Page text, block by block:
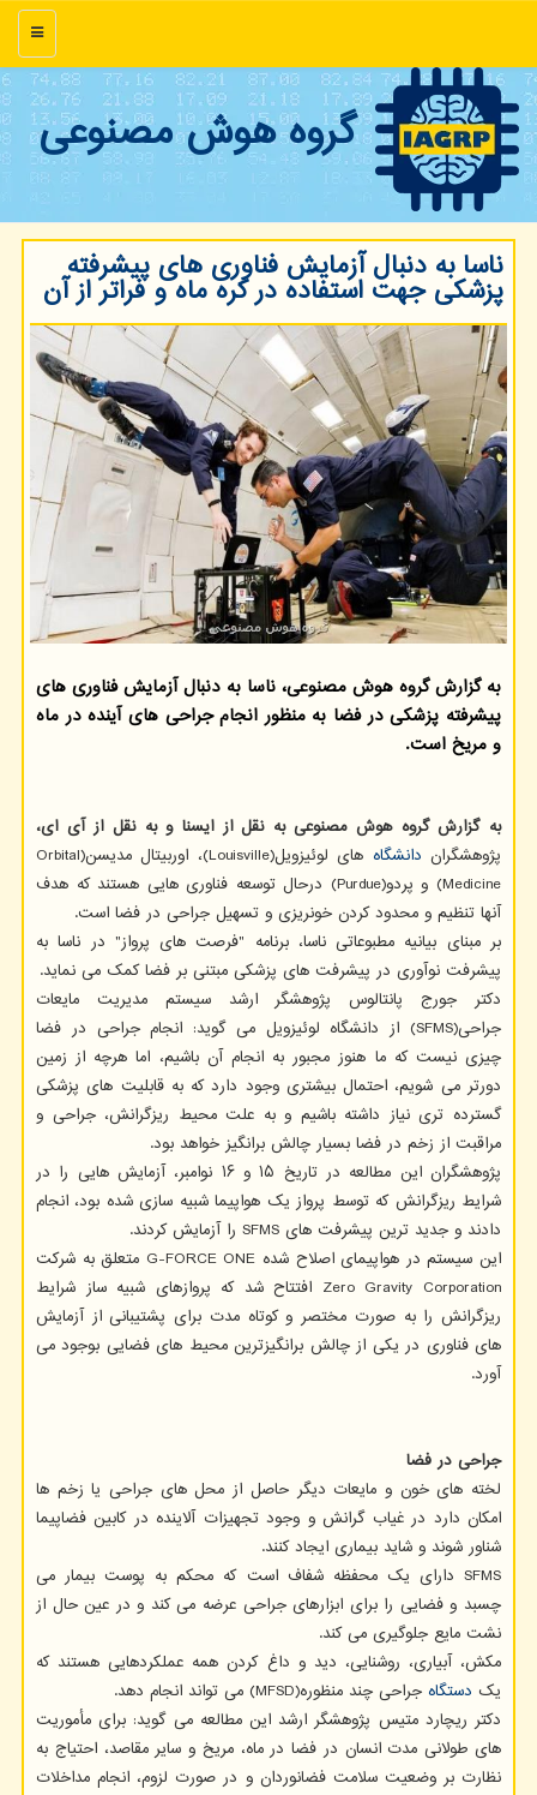
منو
گروه هوش مصنوعی
ناسا به دنبال آزمایش فناوری های پیشرفته
پزشکی جهت استفاده در کره ماه و فراتر از آن
به گزارش گروه هوش مصنوعی، ناسا به دنبال آزمایش فناوری های
پیشرفته پزشکی در فضا به منظور انجام جراحی های آینده در ماه
و مریخ است.
به گزارش گروه هوش مصنوعی به نقل از ایسنا و به نقل از آی ای،
پژوهشگران دانشگاه
های لوئیزویل(Louisville)، اوربیتال مدیسن(Orbital
Medicine) و پردو(Purdue) درحال توسعه فناوری هایی هستند که هدف
آنها تنظیم و محدود کردن خونریزی و تسهیل جراحی در فضا است.
بر مبنای بیانیه مطبوعاتی ناسا، برنامه "فرصت های پرواز" در ناسا به
پیشرفت نوآوری در پیشرفت های پزشکی مبتنی بر فضا کمک می نماید.
دکتر جورج پانتالوس پژوهشگر ارشد سیستم مدیریت مایعات
جراحی(SFMS) از دانشگاه لوئیزویل می گوید: انجام جراحی در فضا
چیزی نیست که ما هنوز مجبور به انجام آن باشیم، اما هرچه از زمین
دورتر می شویم، احتمال بیشتری وجود دارد که به قابلیت های پزشکی
گسترده تری نیاز داشته باشیم و به علت محیط ریزگرانش، جراحی و
مراقبت از زخم در فضا بسیار چالش برانگیز خواهد بود.
پژوهشگران این مطالعه در تاریخ ۱۵ و ۱۶ نوامبر، آزمایش هایی را در
شرایط ریزگرانش که توسط پرواز یک هواپیما شبیه سازی شده بود، انجام
دادند و جدید ترین پیشرفت های SFMS را آزمایش کردند.
این سیستم در هواپیمای اصلاح شده G-FORCE ONE متعلق به شرکت
Zero Gravity Corporation افتتاح شد که پروازهای شبیه ساز شرایط
ریزگرانش را به صورت مختصر و کوتاه مدت برای پشتیبانی از آزمایش
های فناوری در یکی از چالش برانگیزترین محیط های فضایی بوجود می
آورد.
جراحی در فضا
لخته های خون و مایعات دیگر حاصل از محل های جراحی یا زخم ها
امکان دارد در غیاب گرانش و وجود تجهیزات آلاینده در کابین فضاپیما
شناور شوند و شاید بیماری ایجاد کنند.
SFMS دارای یک محفظه شفاف است که محکم به پوست بیمار می
چسبد و فضایی را برای ابزارهای جراحی عرضه می کند و در عین حال از
نشت مایع جلوگیری می کند.
مکش، آبیاری، روشنایی، دید و داغ کردن همه عملکردهایی هستند که
یک دستگاه جراحی چند منظوره(MFSD) می تواند انجام دهد.
دکتر ریچارد متیس پژوهشگر ارشد این مطالعه می گوید: برای مأموریت
های طولانی مدت انسان در فضا در ماه، مریخ و سایر مقاصد، احتیاج به
نظارت بر وضعیت سلامت فضانوردان و در صورت لزوم، انجام مداخلات